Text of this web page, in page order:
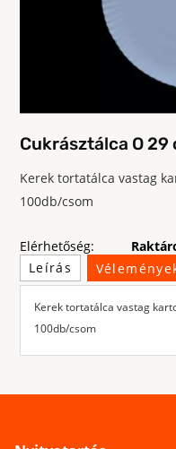
Cukrásztálca O 29
Kerek tortatálca vastag
100db/csom
Elérhetőség:
Leírás
Kerek tortatálca vastag
100db/csom